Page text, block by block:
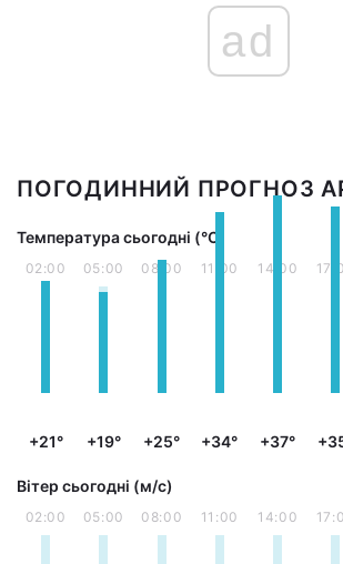
ad
ПОГОДИННИЙ ПРОГНОЗ
Температура сьогодні (°С)
02:00
+21°
05:00
+19°
08:00
+25°
11:00
+34°
14:00
+37°
Вітер сьогодні (м/с)
02:00 05:00 08:00 11:00 14:00